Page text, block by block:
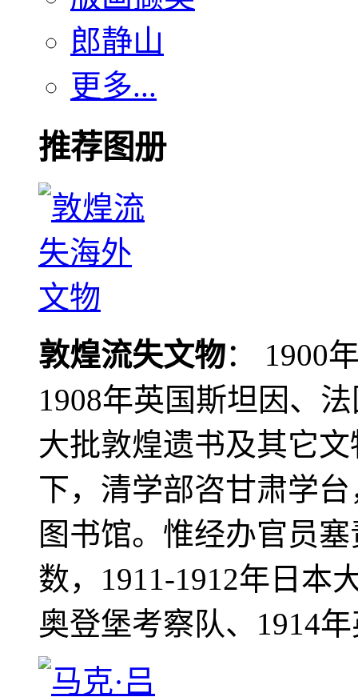
郎静山
更多...
推荐图册
敦煌流失文物： 1900
1908年英国斯坦因、
大批敦煌遗书及其它
下，清学部咨甘肃学
图书馆。惟经办官员
数，1911-1912年日本
奥登堡考察队、1914